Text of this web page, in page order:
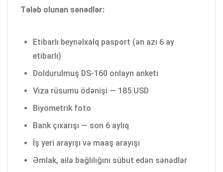
Tələb olunan sənədlər:
Etibarlı beynəlxalq pasport (ən azı 6 ay
etibarlı)
Doldurulmuş DS-160 onlayn anketi
Viza rüsumu ödənişi — 185 USD
Biyometrik foto
Bank çıxarışı — son 6 aylıq
İş yeri arayışı və maaş arayışı
Əmlak, ailə bağlılığını sübut edən sənədlər